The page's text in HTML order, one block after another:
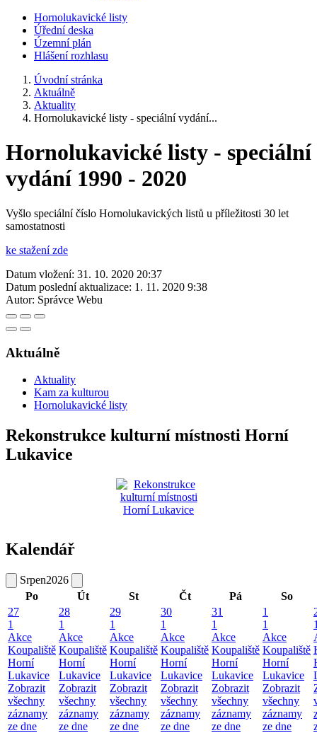
Hornolukavické listy
Úřední deska
Územní plán
Hlášení rozhlasu
Úvodní stránka
Aktuálně
Aktuality
Hornolukavické listy - speciální vydání...
Hornolukavické listy - speciální
vydání 1990 - 2020
Vyšlo speciální číslo Hornolukavických listů u příležitosti 30 let
samostatnosti
ke stažení zde
Datum vložení: 31. 10. 2020 20:37
Datum poslední aktualizace: 1. 11. 2020 9:38
Autor: Správce Webu
Aktuálně
Aktuality
Kam za kulturou
Hornolukavické listy
Rekonstrukce kulturní místnosti Horní
Lukavice
Kalendář
Srpen2026
Po
Út St Čt Pá
So
27
1
Akce
Koupaliště
Horní
Lukavice
Zobrazit
všechny
záznamy
ze dne
28
1
Akce
Koupaliště
Horní
Lukavice
Zobrazit
všechny
záznamy
ze dne
29
1
Akce
Koupaliště
Horní
Lukavice
Zobrazit
všechny
záznamy
ze dne
30
1
Akce
Koupaliště
Horní
Lukavice
Zobrazit
všechny
záznamy
ze dne
31
1
Akce
Koupaliště
Horní
Lukavice
Zobrazit
všechny
záznamy
ze dne
1
1
Akce
Koupaliště
Horní
Lukavice
Zobrazit
všechny
záznamy
ze dne